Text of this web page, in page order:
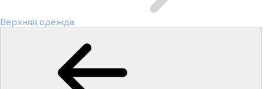
Верхняя одежда